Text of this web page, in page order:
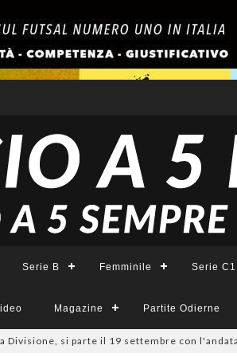
Serie B Femminile Serie C1
Magazine Partite Odierne
si parte il 19 settembre con l'andata del